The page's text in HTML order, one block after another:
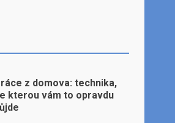
z domova: technika,
kterou vám to opravdu